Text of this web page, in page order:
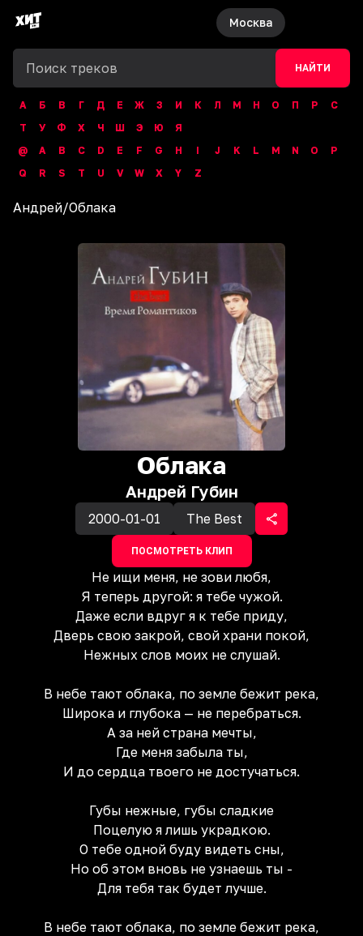
Москва
НАЙТИ
А Б В Г Д Е Ж З И К Л М Н О П Р
С
Т
У Ф Х Ч Ш Э Ю
Я
@
A B C D E F G H I J K L M N O
P
Q
R S T U V W X Y Z
Андрей/Облака
Облака
Андрей Губин
2000-01-01 The Best
ПОСМОТРЕТЬ КЛИП
Не ищи меня, не зови любя,
Я теперь другой: я тебе чужой.
Даже если вдруг я к тебе приду,
Дверь свою закрой, свой храни покой,
Нежных слов моих не слушай.
В небе тают облака, по земле бежит река,
Широка и глубока — не перебраться.
А за ней страна мечты,
Где меня забыла ты,
И до сердца твоего не достучаться.
Губы нежные, губы сладкие
Поцелую я лишь украдкою.
О тебе одной буду видеть сны,
Но об этом вновь не узнаешь ты -
Для тебя так будет лучше.
В небе тают облака, по земле бежит река,